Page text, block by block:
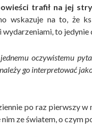
trafił na jej
wskazuje na to, że
to jedynie
oczywistemu
go interpretować
po raz pierwszy
ze światem, o czym